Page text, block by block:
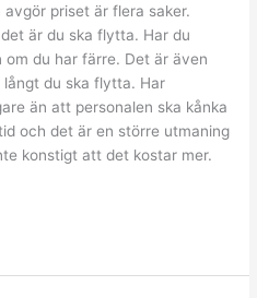
priset är flera saker.
är du ska flytta. Har du
du har färre. Det är även
du ska flytta. Har
än att personalen ska kånka
och det är en större utmaning
konstigt att det kostar mer.